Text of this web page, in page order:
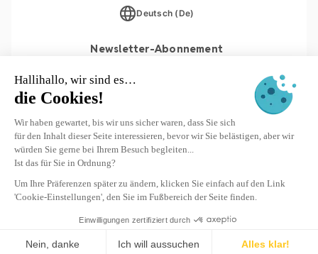
Standort
Deutsch (De)
Newsletter-Abonnement
ANMELDEN